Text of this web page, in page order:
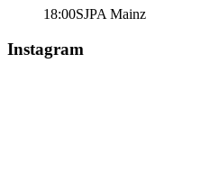
18:00SJPA Mainz
Instagram